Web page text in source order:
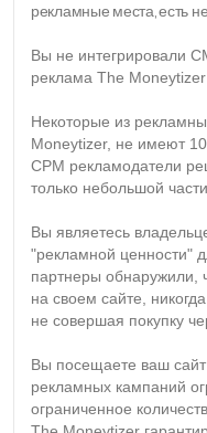
рекламные места, есть
Вы не интегрировали
реклама The
Некоторые из
Moneytizer, не имеют
CPM рекламодатели
только небольшой
Вы являетесь
"рекламной ценности"
партнеры обнаружили,
на своем сайте,
не совершая покупку
Вы посещаете ваш сайт
рекламных кампаний
ограниченное